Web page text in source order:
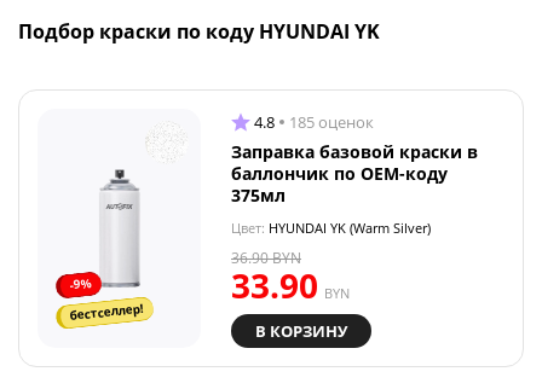
Подбор краски по коду HYUNDAI YK
-9%
бестселлер!
4.8 185 оценок
Заправка базовой краски в
баллончик по OEM-коду
375мл
Цвет: HYUNDAI YK (Warm Silver)
33.90 BYN
36.90BYN
В КОРЗИНУ